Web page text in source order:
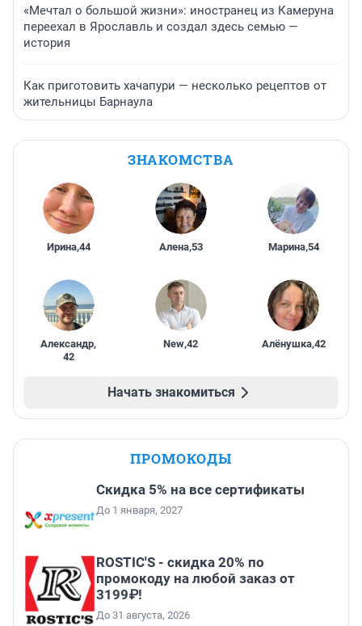
«Мечтал о большой жизни»: иностранец из Камеруна
переехал в Ярославль и создал здесь семью —
история
Как приготовить хачапури — несколько рецептов от
жительницы Барнаула
ЗНАКОМСТВА
Ирина,44 Алена,53 Марина,54
Александр,
42
New,42 Алёнушка,42
Начать знакомиться
ПРОМОКОДЫ
Скидка 5% на все сертификаты
До 1 января, 2027
ROSTIC'S - скидка 20% по
промокоду на любой заказ от
3199₽!
До 31 августа, 2026